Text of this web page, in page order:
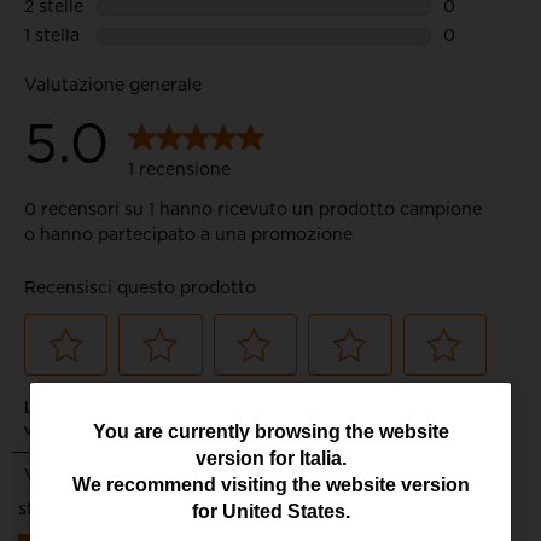
You
are
You are currently browsing the website
version for Italia.
We recommend visiting the website version
for United States.